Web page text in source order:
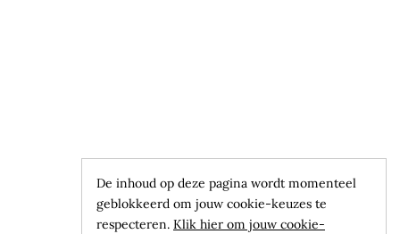
De inhoud op deze pagina wordt momenteel
geblokkeerd om jouw cookie-keuzes te
respecteren. Klik hier om jouw cookie-